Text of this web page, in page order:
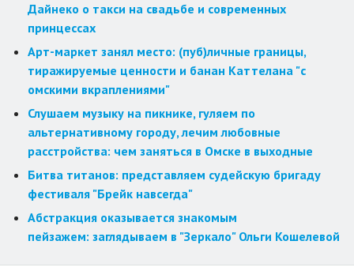
Дайнеко о такси на свадьбе и современных
принцессах
Арт-маркет занял место: (пуб)личные границы,
тиражируемые ценности и банан Каттелана "с
омскими вкраплениями"
Слушаем музыку на пикнике, гуляем по
альтернативному городу, лечим любовные
расстройства: чем заняться в Омске в выходные
Битва титанов: представляем судейскую бригаду
фестиваля "Брейк навсегда"
Абстракция оказывается знакомым
пейзажем: заглядываем в "Зеркало" Ольги Кошелевой